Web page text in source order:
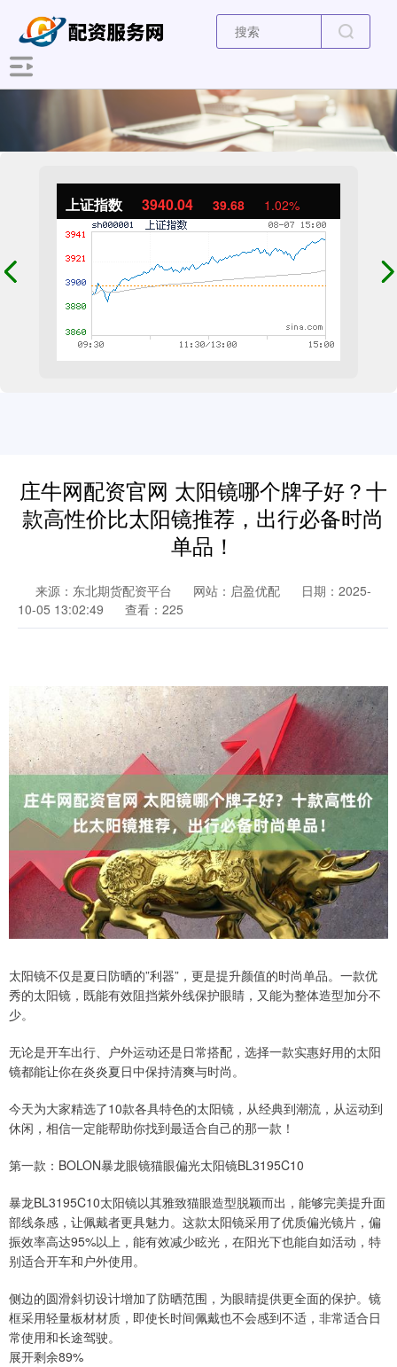
上证指数 3940.04 39.68 1.02%
庄牛网配资官网 太阳镜哪个牌子好？十
款高性价比太阳镜推荐，出行必备时尚
单品！
来源：东北期货配资平台 网站：启盈优配
日期：2025-
10-05 13:02:49
查看：225
太阳镜不仅是夏日防晒的”利器”，更是提升颜值的时尚单品。一款优
秀的太阳镜，既能有效阻挡紫外线保护眼睛，又能为整体造型加分不
少。
无论是开车出行、户外运动还是日常搭配，选择一款实惠好用的太阳
镜都能让你在炎炎夏日中保持清爽与时尚。
今天为大家精选了10款各具特色的太阳镜，从经典到潮流，从运动到
休闲，相信一定能帮助你找到最适合自己的那一款！
第一款：BOLON暴龙眼镜猫眼偏光太阳镜BL3195C10
暴龙BL3195C10太阳镜以其雅致猫眼造型脱颖而出，能够完美提升面
部线条感，让佩戴者更具魅力。这款太阳镜采用了优质偏光镜片，偏
振效率高达95%以上，能有效减少眩光，在阳光下也能自如活动，特
别适合开车和户外使用。
侧边的圆滑斜切设计增加了防晒范围，为眼睛提供更全面的保护。镜
框采用轻量板材材质，即使长时间佩戴也不会感到不适，非常适合日
常使用和长途驾驶。
展开剩余89%